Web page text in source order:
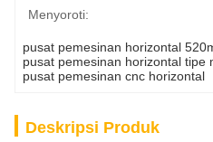
Menyoroti:
pusat pemesinan horizontal
pusat pemesinan horizontal tipe
pusat pemesinan cnc horizontal
Deskripsi Produk